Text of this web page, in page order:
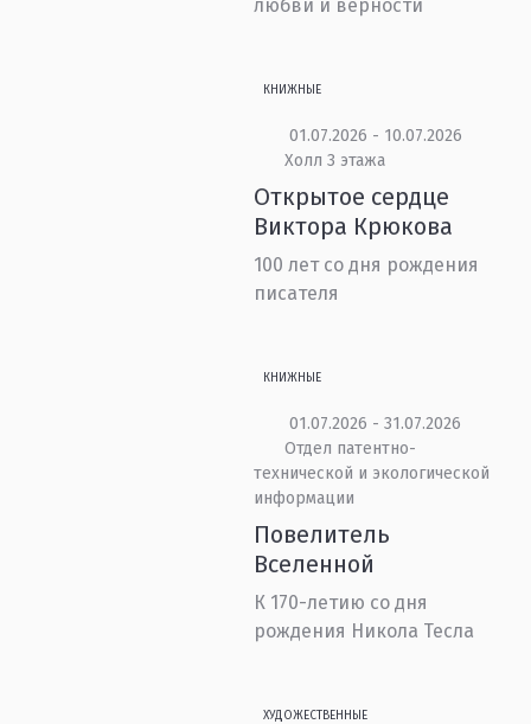
любви и верности
КНИЖНЫЕ
01.07.2026 - 10.07.2026
Холл 3 этажа
Открытое сердце
Виктора Крюкова
100 лет со дня рождения
писателя
КНИЖНЫЕ
01.07.2026 - 31.07.2026
Отдел патентно-
технической и экологической
информации
Повелитель
Вселенной
К 170-летию со дня
рождения Никола Тесла
ХУДОЖЕСТВЕННЫЕ